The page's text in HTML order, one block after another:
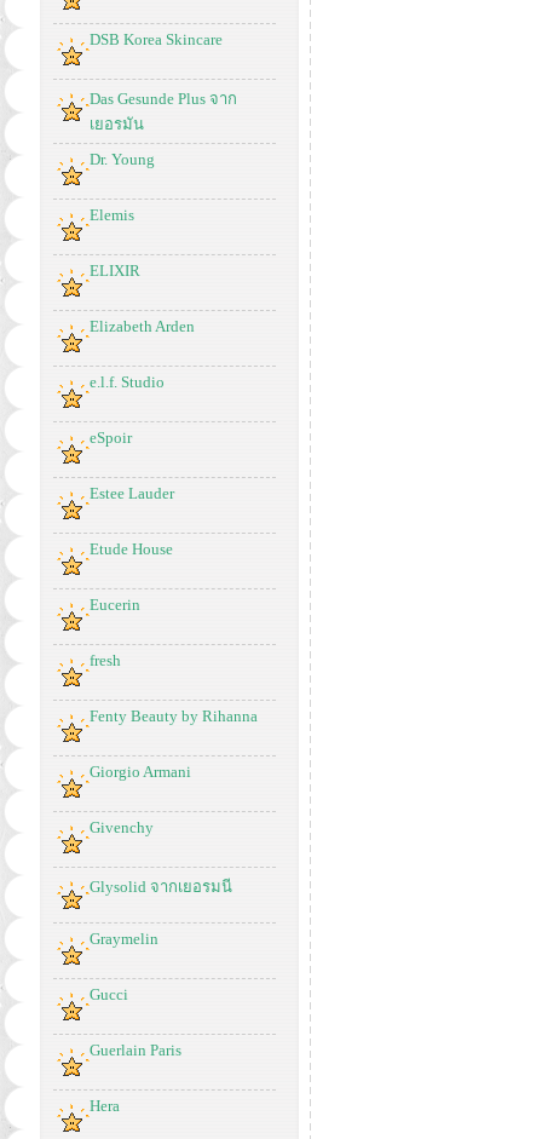
DSB Korea Skincare
Das Gesunde Plus จาก
เยอรมัน
Dr. Young
Elemis
ELIXIR
Elizabeth Arden
e.l.f. Studio
eSpoir
Estee Lauder
Etude House
Eucerin
fresh
Fenty Beauty by Rihanna
Giorgio Armani
Givenchy
Glysolid จากเยอรมนี
Graymelin
Gucci
Guerlain Paris
Hera